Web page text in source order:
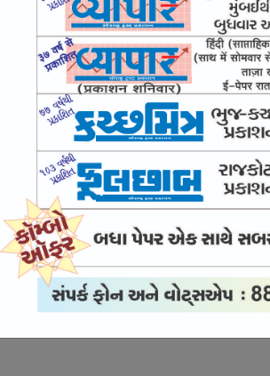
અવસાન નોંધ
August 08, Sat, 2026
અવસાન નોંધ
August 07, Fri, 2026
અવસાન નોંધ
August 06, Thu, 2026